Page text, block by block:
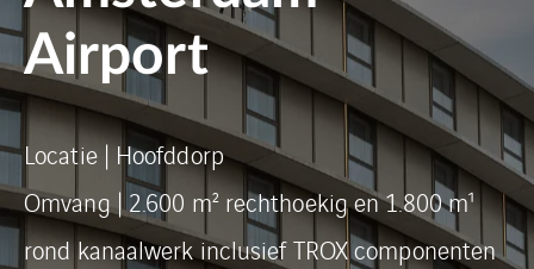
Airport
Locatie | Hoofddorp
Omvang | 2.600 m² rechthoekig en 1.800 m¹
rond kanaalwerk inclusief TROX componenten